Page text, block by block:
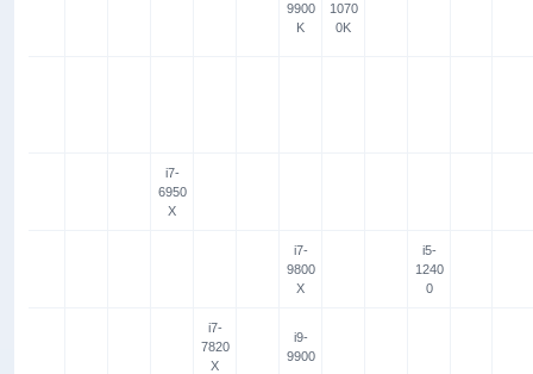
9900
K
1070
0K
i7-
6950
X
i7-
9800
X
i5-
1240
0
i7-
7820
X
i9-
9900